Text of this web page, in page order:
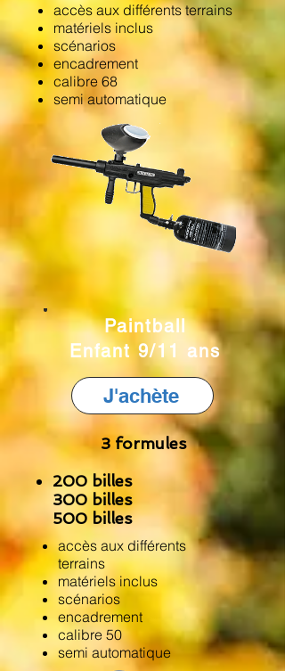
accès aux différents terrains
matériels inclus
scénarios
encadrement
calibre 68
semi automatique
Paintball
Enfant 9/11 ans
J'achète
3 formules
200 billes
300 billes
500 billes
accès aux différents
terrains
matériels inclus
scénarios
encadrement
calibre 50
semi automatique